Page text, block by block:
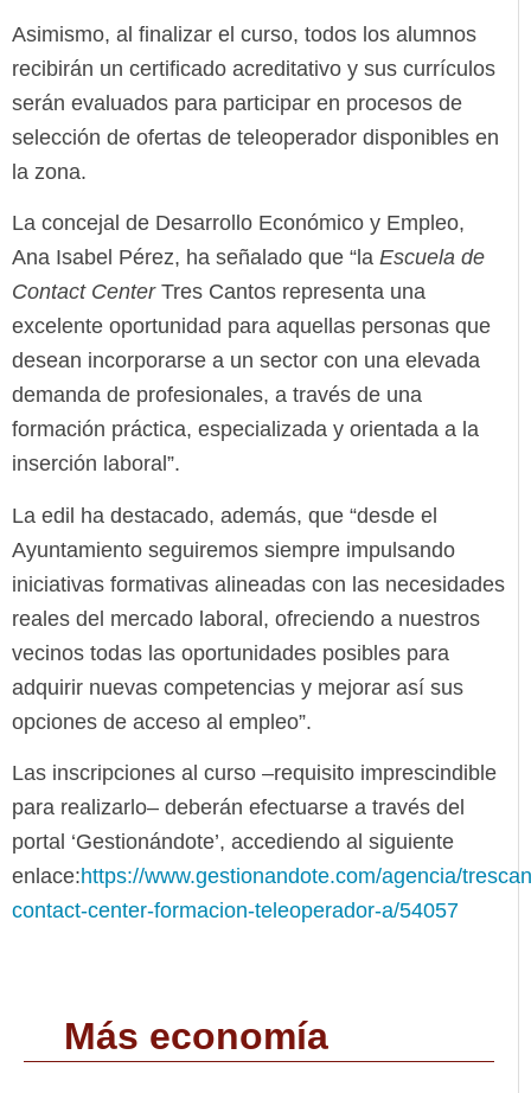
Asimismo, al finalizar el curso, todos los alumnos
recibirán un certificado acreditativo y sus currículos
serán evaluados para participar en procesos de
selección de ofertas de teleoperador disponibles en
la zona.
La concejal de Desarrollo Económico y Empleo,
Ana Isabel Pérez, ha señalado que “la Escuela de
Contact CenterTres Cantos representa una
excelente oportunidad para aquellas personas que
desean incorporarse a un sector con una elevada
demanda de profesionales, a través de una
formación práctica, especializada y orientada a la
inserción laboral”.
La edil ha destacado, además, que “desde el
Ayuntamiento seguiremos siempre impulsando
iniciativas formativas alineadas con las necesidades
reales del mercado laboral, ofreciendo a nuestros
vecinos todas las oportunidades posibles para
adquirir nuevas competencias y mejorar así sus
opciones de acceso al empleo”.
Las inscripciones al curso –requisito imprescindible
para realizarlo– deberán efectuarse a través del
portal ‘Gestionándote’, accediendo al siguiente
enlace:https://www.gestionandote.com/agencia/
contact-center-formacion-teleoperador-a/54057
Más economía